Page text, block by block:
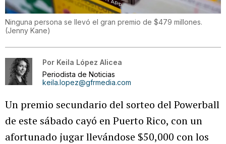
Ninguna persona se llevó el gran premio de $479 millones.
(Jenny Kane)
Por Keila López Alicea
Periodista de Noticias
keila.lopez@gfrmedia.com
Un premio secundario del sorteo del Powerball
de este sábado cayó en Puerto Rico, con un
afortunado jugar llevándose $50,000 con los